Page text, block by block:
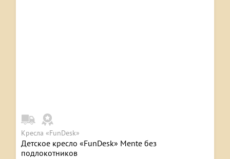
Кресла «FunDesk»
Детское кресло «FunDesk» Mente без
подлокотников